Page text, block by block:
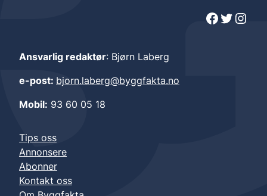
Facebook Twitter Instagram
Ansvarlig redaktør: Bjørn Laberg
e-post: bjorn.laberg@byggfakta.no
Mobil: 93 60 05 18
Tips oss
Annonsere
Abonner
Kontakt oss